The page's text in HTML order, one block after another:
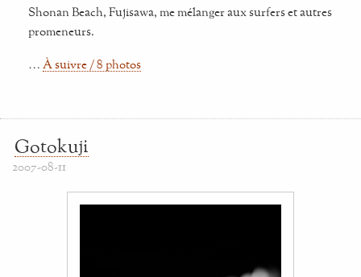
Shonan Beach, Fujisawa, me mélanger aux surfers et autres
promeneurs.
… À suivre / 8 photos
Gotokuji
2007-08-11